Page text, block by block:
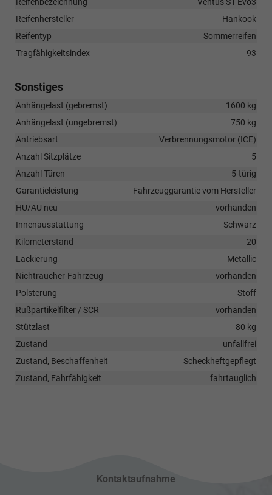
Reifenhersteller
Hankook
Reifentyp
Sommerreifen
Tragfähigkeitsindex
93
Sonstiges
Anhängelast (gebremst)
1600 kg
Anhängelast (ungebremst)
750 kg
Antriebsart
Verbrennungsmotor (ICE)
Anzahl Sitzplätze
5
Anzahl Türen
5-türig
Garantieleistung
Fahrzeuggarantie vom Hersteller
HU/AU neu
vorhanden
Innenausstattung
Schwarz
Kilometerstand
20
Lackierung
Metallic
Nichtraucher-Fahrzeug
vorhanden
Polsterung
Stoff
Rußpartikelfilter / SCR
vorhanden
Stützlast
80 kg
Zustand
unfallfrei
Zustand, Beschaffenheit
Scheckheftgepflegt
Zustand, Fahrfähigkeit
fahrtauglich
Kontaktaufnahme